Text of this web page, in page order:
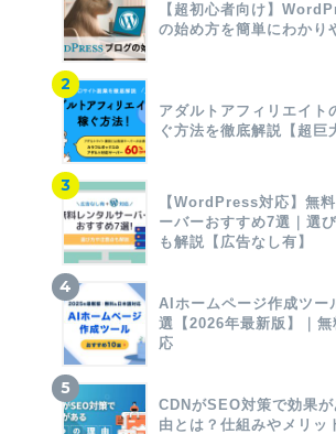
【超初心者向け】
の始め方を簡単にわかり
アダルトアフィリエイト
ぐ方法を徹底解説【超巨
【WordPress対応】無
ーバーおすすめ7選｜選
も解説【広告なし有】
AIホームページ作成ツー
選【2026年最新版】｜
応
CDNがSEO対策で効果
由とは？仕組みやメリッ